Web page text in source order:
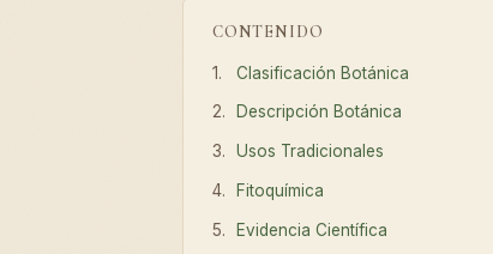
CONTENIDO
Clasificación Botánica
Descripción Botánica
Usos Tradicionales
Fitoquímica
Evidencia Científica